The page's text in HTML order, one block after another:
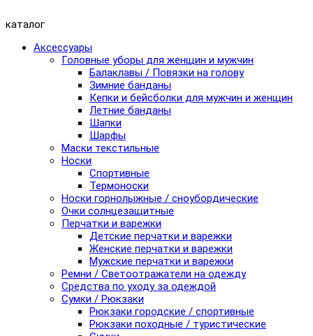
каталог
Аксессуары
Головные уборы для женщин и мужчин
Балаклавы / Повязки на голову
Зимние банданы
Кепки и бейсболки для мужчин и женщин
Летние банданы
Шапки
Шарфы
Маски текстильные
Носки
Спортивные
Термоноски
Носки горнолыжные / сноубордические
Очки солнцезащитные
Перчатки и варежки
Детские перчатки и варежки
Женские перчатки и варежки
Мужские перчатки и варежки
Ремни / Светоотражатели на одежду
Средства по уходу за одеждой
Сумки / Рюкзаки
Рюкзаки городские / спортивные
Рюкзаки походные / туристические